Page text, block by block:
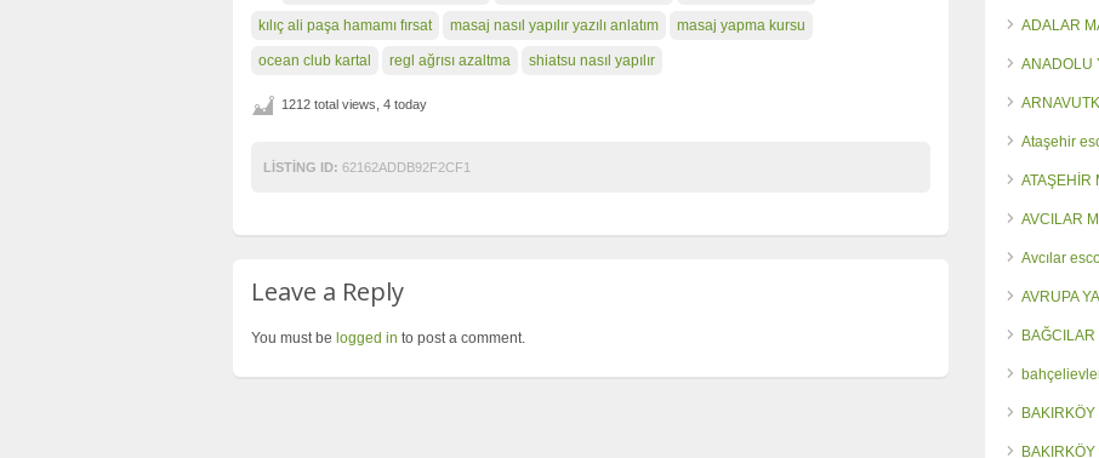
kılıç ali paşa hamamı fırsat masaj nasıl yapılır yazılı anlatım masaj yapma kursu
ocean club kartal regl ağrısı azaltma shiatsu nasıl yapılır
1212 total views, 4 today
LISTING ID: 62162ADDB92F2CF1
Leave a Reply
You must be logged in to post a comment.
ADALAR
ANADOLU
Ataşehir
ATAŞEHİR
AVCILAR
Avcılar
AVRUPA
BAĞCILAR
BAKIRKÖY